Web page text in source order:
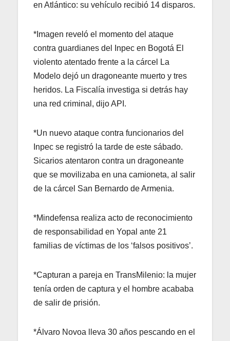
en Atlántico: su vehículo recibió 14 disparos.
*Imagen reveló el momento del ataque
contra guardianes del Inpec en Bogotá El
violento atentado frente a la cárcel La
Modelo dejó un dragoneante muerto y tres
heridos. La Fiscalía investiga si detrás hay
una red criminal, dijo API.
*Un nuevo ataque contra funcionarios del
Inpec se registró la tarde de este sábado.
Sicarios atentaron contra un dragoneante
que se movilizaba en una camioneta, al salir
de la cárcel San Bernardo de Armenia.
*Mindefensa realiza acto de reconocimiento
de responsabilidad en Yopal ante 21
familias de víctimas de los ‘falsos positivos’.
*Capturan a pareja en TransMilenio: la mujer
tenía orden de captura y el hombre acababa
de salir de prisión.
*Álvaro Novoa lleva 30 años pescando en el